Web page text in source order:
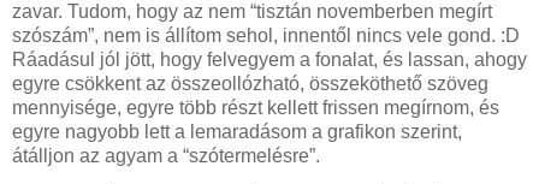
zavar. Tudom, hogy az nem “tisztán novemberben megírt
szószám”, nem is állítom sehol, innentől nincs vele gond. :D
Ráadásul jól jött, hogy felvegyem a fonalat, és lassan, ahogy
egyre csökkent az összeollózható, összeköthető szöveg
mennyisége, egyre több részt kellett frissen megírnom, és
egyre nagyobb lett a lemaradásom a grafikon szerint,
átálljon az agyam a “szótermelésre”.